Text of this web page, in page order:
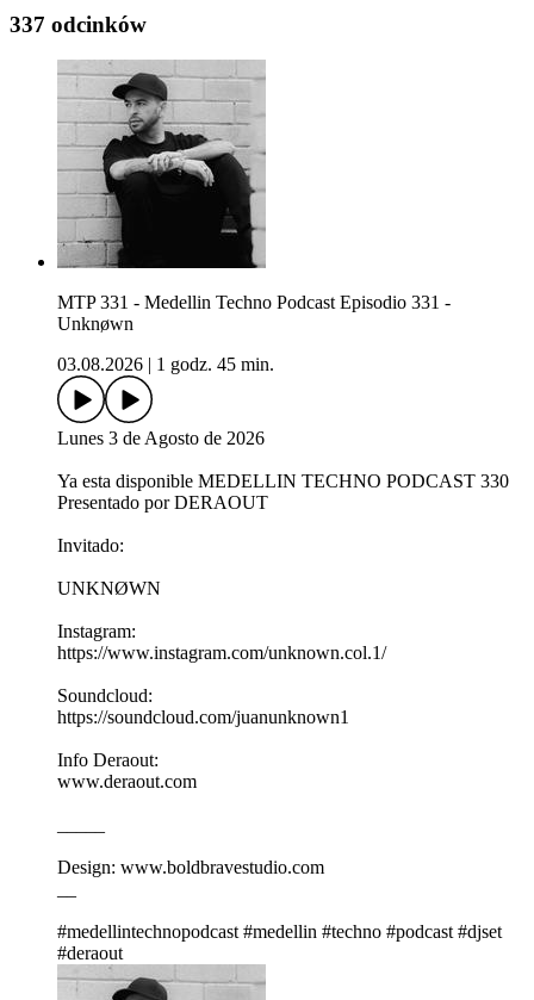
337 odcinków
MTP 331 - Medellin Techno Podcast Episodio 331 -
Unknøwn
03.08.2026
1 godz. 45 min.
Lunes 3 de Agosto de 2026
Ya esta disponible MEDELLIN TECHNO PODCAST 330
Presentado por DERAOUT
Invitado:
UNKNØWN
Instagram:
https://www.instagram.com/unknown.col.1/
Soundcloud:
https://soundcloud.com/juanunknown1
Info Deraout:
www.deraout.com
Design: www.boldbravestudio.com
#medellintechnopodcast #medellin #techno #podcast #djset
#deraout